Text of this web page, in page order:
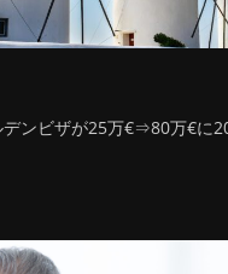
デンビザが25万€⇒80万€に